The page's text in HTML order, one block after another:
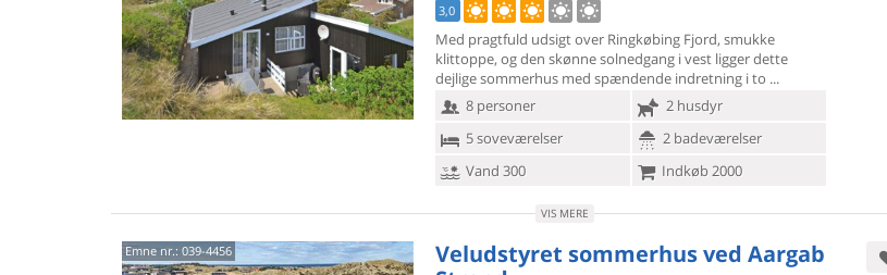
3,0
Med pragtfuld udsigt over Ringkøbing Fjord, smukke
klittoppe, og den skønnesolnedgang i vest ligger dette
dejlige sommerhus med spændende indretning i to
8 personer
2 husdyr
5 soveværelser
2 badeværelser
Vand 300
Indkøb 2000
VIS MERE
Emne nr.: 039-4456
Veludstyret sommerhus ved Aargab